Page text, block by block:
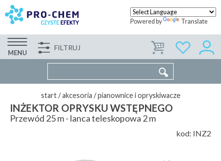
Powered by Translate
MENU
FILTRUJ WSPÓŁPRACA KONTAKT
start / akcesoria / pianownice i opryskiwacze
INŻEKTOR OPRYSKU WSTĘPNEGO
Przewód 25 m - lanca teleskopowa 2 m
kod: INZ2